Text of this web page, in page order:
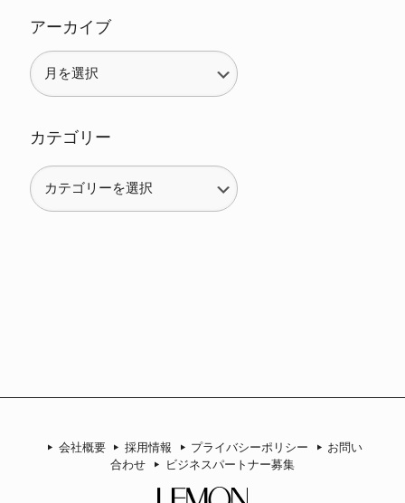
アーカイブ
カテゴリー
カ
テ
ゴ
会社概要 採用情報 プライバシーポリシー
お問い
合わせ
ビジネスパートナー募集